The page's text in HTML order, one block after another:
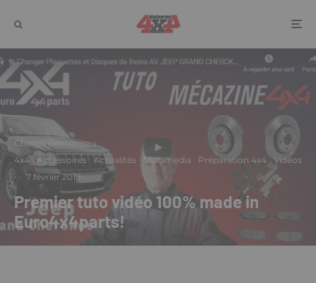
Charles Benhamou ·
4x4
Accessoires Actualités Multimedia Préparation 4x4
Vidéos
· 7 février 2019
Premier tuto vidéo 100% made in
Euro4x4parts!